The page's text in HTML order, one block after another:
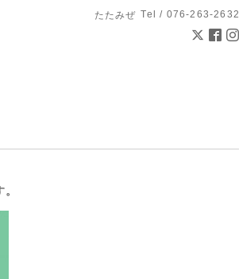
たたみぜ Tel / 076-263-2632